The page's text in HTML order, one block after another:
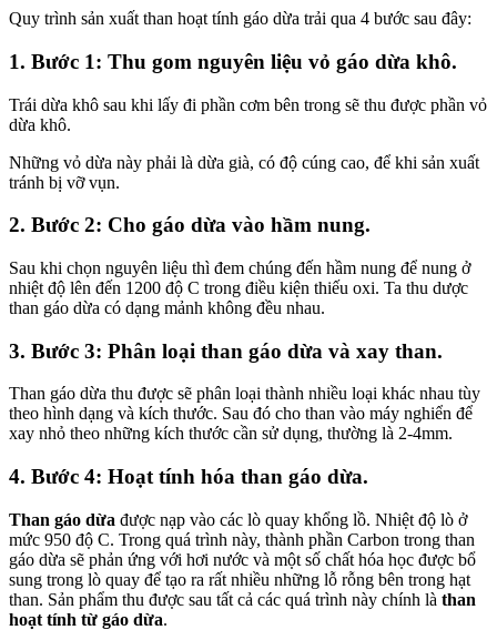
Quy trình sản xuất than hoạt tính gáo dừa trải qua 4 bước sau đây:
1. Bước 1: Thu gom nguyên liệu vỏ gáo dừa khô.
Trái dừa khô sau khi lấy đi phần cơm bên trong sẽ thu được phần vỏ
dừa khô.
Những vỏ dừa này phải là dừa già, có độ cúng cao, để khi sản xuất
tránh bị vỡ vụn.
2. Bước 2: Cho gáo dừa vào hầm nung.
Sau khi chọn nguyên liệu thì đem chúng đến hầm nung để nung ở
nhiệt độ lên đến 1200 độ C trong điều kiện thiếu oxi. Ta thu dược
than gáo dừa có dạng mảnh không đều nhau.
3. Bước 3: Phân loại than gáo dừa và xay than.
Than gáo dừa thu được sẽ phân loại thành nhiều loại khác nhau tùy
theo hình dạng và kích thước. Sau đó cho than vào máy nghiển để
xay nhỏ theo những kích thước cần sử dụng, thường là 2-4mm.
4. Bước 4: Hoạt tính hóa than gáo dừa.
Than gáo dừa được nạp vào các lò quay khổng lồ. Nhiệt độ lò ở
mức 950 độ C. Trong quá trình này, thành phần Carbon trong than
gáo dừa sẽ phản ứng với hơi nước và một số chất hóa học được bổ
sung trong lò quay để tạo ra rất nhiều những lỗ rỗng bên trong hạt
than. Sản phẩm thu được sau tất cả các quá trình này chính là than
hoạt tính từ gáo dừa.